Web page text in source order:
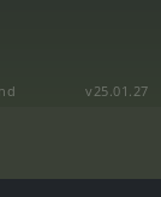
v25.01.27